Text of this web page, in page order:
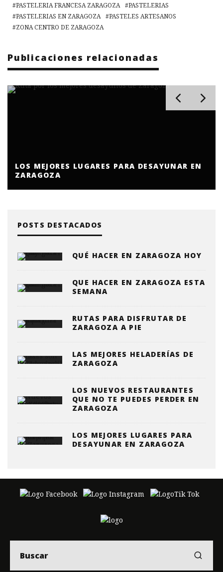
PASTELERIA FRANCESA ZARAGOZA
PASTELERIAS
PASTELERIAS EN ZARAGOZA
PASTELES ARTESANOS
ZONA CENTRO DE ZARAGOZA
Publicaciones relacionadas
LOS MEJORES LUGARES PARA DESAYUNAR EN
ZARAGOZA
POSTS DESTACADOS
QUÉ HACER EN ZARAGOZA HOY
QUE HACER EN ZARAGOZA ESTA
SEMANA
RUTAS PARA DISFRUTAR DE
ZARAGOZA A PIE
LAS MEJORES HELADERÍAS DE
ZARAGOZA
LOS NUEVOS RESTAURANTES
QUE NO TE PUEDES PERDER EN
ZARAGOZA
LOS MEJORES LUGARES PARA
DESAYUNAR EN ZARAGOZA